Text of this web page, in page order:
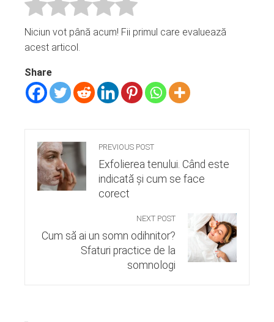
Niciun vot până acum! Fii primul care evaluează
acest articol.
Share
PREVIOUS POST
Exfolierea tenului. Când este
indicată și cum se face
corect
NEXT POST
Cum să ai un somn odihnitor?
Sfaturi practice de la
somnologi